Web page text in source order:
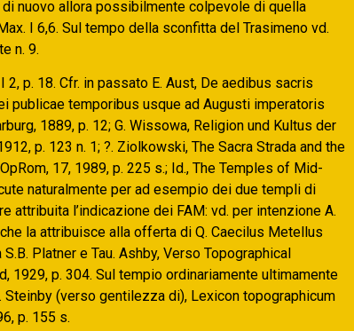
nuovo allora possibilmente colpevole di quella
I 6,6. Sul tempo della sconfitta del Trasimeno vd.
n. 9.
2, p. 18. Cfr. in passato E. Aust, De aedibus sacris
publicae temporibus usque ad Augusti imperatoris
1889, p. 12; G. Wissowa, Religion und Kultus der
p. 123 n. 1; ?. Ziolkowski, The Sacra Strada and the
17, 1989, p. 225 s.; Id., The Temples of Mid-
naturalmente per ad esempio dei due templi di
attribuita l’indicazione dei FAM: vd. per intenzione A.
la attribuisce alla offerta di Q. Caecilus Metellus
Platner e Tau. Ashby, Verso Topographical
1929, p. 304. Sul tempio ordinariamente ultimamente
Steinby (verso gentilezza di), Lexicon topographicum
p. 155 s.